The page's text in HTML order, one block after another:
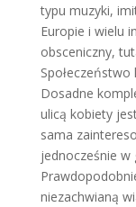
typu muzyki,
Europie i wielu
obsceniczny,
Dosadne
ulicą kobiety
sama
jednocześnie w
niezachwianą